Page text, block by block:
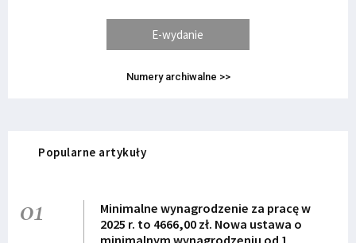
E-wydanie
Numery archiwalne >>
Popularne artykuły
01
Minimalne wynagrodzenie za pracę w
2025 r. to 4666,00 zł. Nowa ustawa o